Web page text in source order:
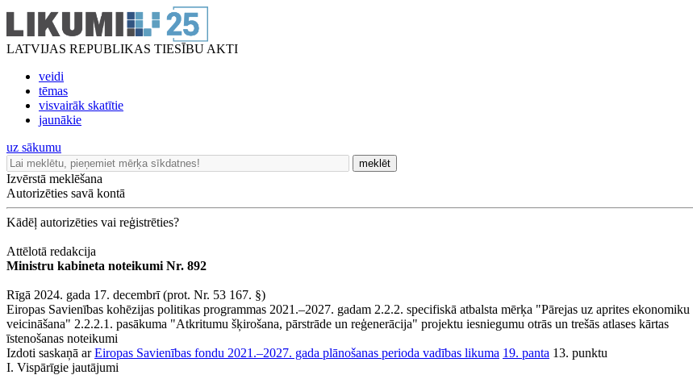
LATVIJAS REPUBLIKAS TIESĪBU AKTI
veidi
tēmas
visvairāk skatītie
jaunākie
uz sākumu
meklēt
Izvērstā meklēšana
Autorizēties savā kontā
Kādēļ autorizēties vai reģistrēties?
Attēlotā redakcija
Ministru kabineta noteikumi Nr. 892
Rīgā 2024. gada 17. decembrī (prot. Nr. 53 167. §)
Eiropas Savienības kohēzijas politikas programmas 2021.–2027. gadam 2.2.2. specifiskā atbalsta mērķa "Pārejas uz aprites ekonomiku
veicināšana" 2.2.2.1. pasākuma "Atkritumu šķirošana, pārstrāde un reģenerācija" projektu iesniegumu otrās un trešās atlases kārtas
īstenošanas noteikumi
Izdoti saskaņā arEiropas Savienības fondu 2021.–2027. gada plānošanas perioda vadības likuma 19. panta 13. punktu
I. Vispārīgie jautājumi